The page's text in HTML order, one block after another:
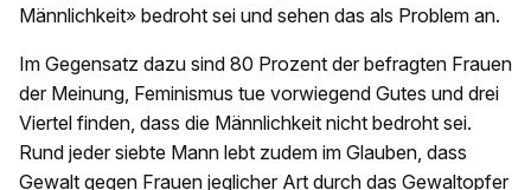
Männlichkeit» bedroht sei und sehen das als Problem an.
Im Gegensatz dazu sind 80 Prozent der befragten Frauen
der Meinung, Feminismus tue vorwiegend Gutes und drei
Viertel finden, dass die Männlichkeit nicht bedroht sei.
Rund jeder siebte Mann lebt zudem im Glauben, dass
Gewalt gegen Frauen jeglicher Art durch das Gewaltopfer